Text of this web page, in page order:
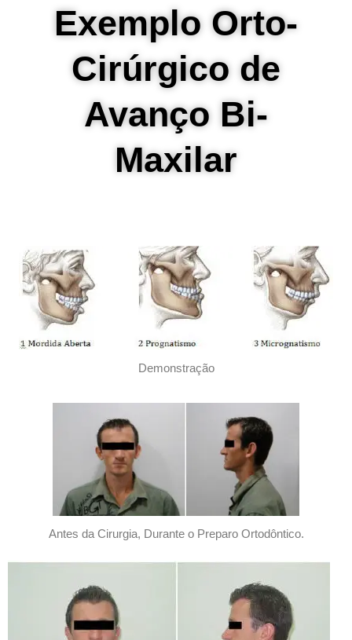
Exemplo Orto-
Cirúrgico de
Avanço Bi-
Maxilar
Demonstração
Antes da Cirurgia, Durante o Preparo Ortodôntico.